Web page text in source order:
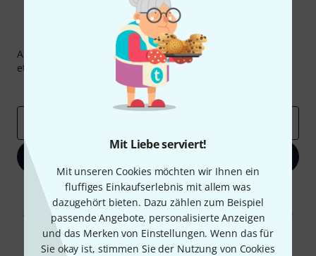
Mit Liebe serviert!
Mit unseren Cookies möchten wir Ihnen ein
fluffiges Einkaufserlebnis mit allem was
dazugehört bieten. Dazu zählen zum Beispiel
passende Angebote, personalisierte Anzeigen
und das Merken von Einstellungen. Wenn das für
Sie okay ist, stimmen Sie der Nutzung von Cookies
Thomann Newsletter
Abonniere den Thomann Newsletter und gewinne mit
etwas Glück einen von50 Gutscheinen
Inspirierende Beiträge
Deals
Mit Klick auf „Jetzt anmelden“ stimmen Sie dem Erhalt von E-Mail-
Werbung und einer Messung des E-Mail-Nutzungsverhaltens zu. Die
Abmeldung ist jederzeit möglich. Weitere Informationen finden Sie in
unserenDatenschutzhinweisen
* Pflichtfeld